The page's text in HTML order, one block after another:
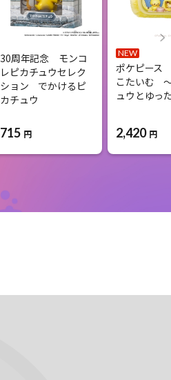
30周年記念 モンコ
レピカチュウセレク
ション でかけるピ
カチュウ
715 円
NEW
ポケピース
こたいむ
ュウとゆっ
2,420 円